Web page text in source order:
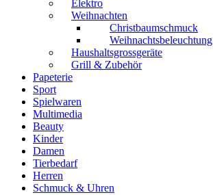
Elektro
Weihnachten
Christbaumschmuck
Weihnachtsbeleuchtung
Haushaltsgrossgeräte
Grill & Zubehör
Papeterie
Sport
Spielwaren
Multimedia
Beauty
Kinder
Damen
Tierbedarf
Herren
Schmuck & Uhren